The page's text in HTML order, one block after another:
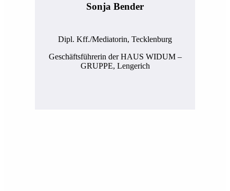
Sonja Bender
Dipl. Kff./Mediatorin, Tecklenburg
Geschäftsführerin der HAUS WIDUM –
GRUPPE, Lengerich